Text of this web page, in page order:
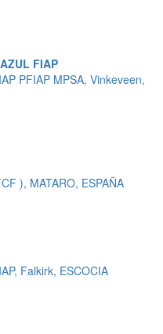
FIAP
PFIAP MPSA, Vinkeveen,
), MATARO, ESPAÑA
Falkirk, ESCOCIA